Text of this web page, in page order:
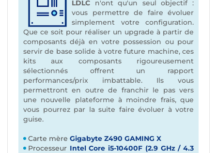
LDLC n'ont qu'un seul objectif :
vous permettre de faire évoluer
simplement votre configuration.
Que ce soit pour réaliser un upgrade à partir de
composants déjà en votre possession ou pour
servir de base solide à votre future machine, ces
kits aux composants rigoureusement
sélectionnés offrent un rapport
performances/prix imbattable. Ils vous
permettront en outre de franchir le pas vers
une nouvelle plateforme à moindre frais, que
vous pourrez par la suite faire évoluer à votre
guise.
Carte mère Gigabyte Z490 GAMING X
Processeur Intel Core i5-10400F (2.9 GHz / 4.3